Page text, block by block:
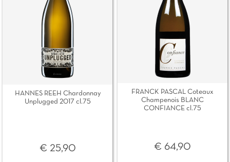
HANNES REEH Chardonnay
Unplugged 2017 cl.75
€ 25,90
FRANCK PASCAL Coteaux
Champenois BLANC
CONFIANCE cl.75
€ 64,90